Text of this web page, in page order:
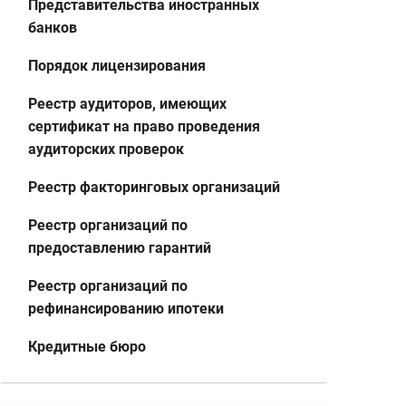
Представительства иностранных
банков
Порядок лицензирования
Реестр аудиторов, имеющих
сертификат на право проведения
аудиторских проверок
Реестр факторинговых организаций
Реестр организаций по
предоставлению гарантий
Реестр организаций по
рефинансированию ипотеки
Кредитные бюро